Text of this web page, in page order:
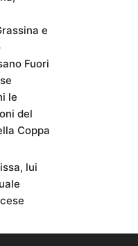
e
Fuori
le
del
Coppa
lui